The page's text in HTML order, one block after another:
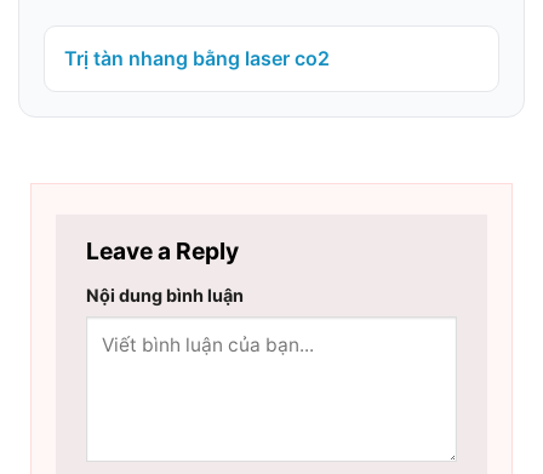
Trị tàn nhang bằng laser co2
Leave a Reply
Nội dung bình luận